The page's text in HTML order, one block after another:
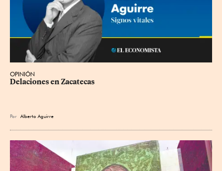
OPINIÓN
Delaciones en Zacatecas
Por Alberto Aguirre